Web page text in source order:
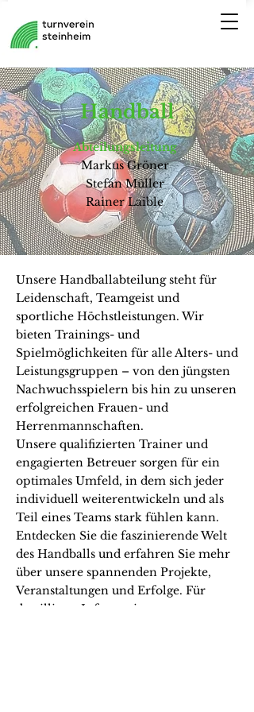
Handball
Abteilungsleitung
Markus Gröner
Stefan Müller
Rainer Laible
Unsere Handballabteilung steht für
Leidenschaft, Teamgeist und
sportliche Höchstleistungen. Wir
bieten Trainings- und
Spielmöglichkeiten für alle Alters- und
Leistungsgruppen – von den jüngsten
Nachwuchsspielern bis hin zu unseren
erfolgreichen Frauen- und
Herrenmannschaften.
Unsere qualifizierten Trainer und
engagierten Betreuer sorgen für ein
optimales Umfeld, in dem sich jeder
individuell weiterentwickeln und als
Teil eines Teams stark fühlen kann.
Entdecken Sie die faszinierende Welt
des Handballs und erfahren Sie mehr
über unsere spannenden Projekte,
Veranstaltungen und Erfolge. Für
detaillierte Informationen,